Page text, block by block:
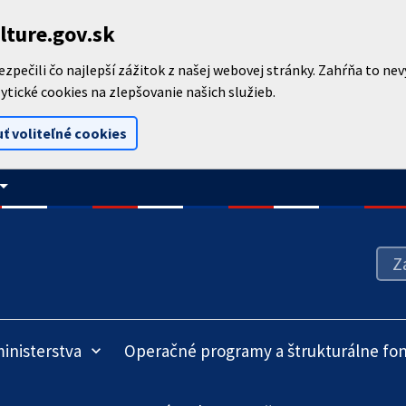
čo najlepší zážitok z našej webovej stránky. Zahŕňa to
cookies na zlepšovanie našich služieb.
voliteľné cookies
keyboard_arrow_down Operačné programy a štrukturálne